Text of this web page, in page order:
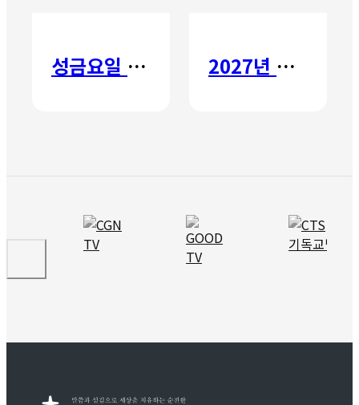
성금요일 칸타타 2027년 갈보리 어학원 유치부 신입생 모집